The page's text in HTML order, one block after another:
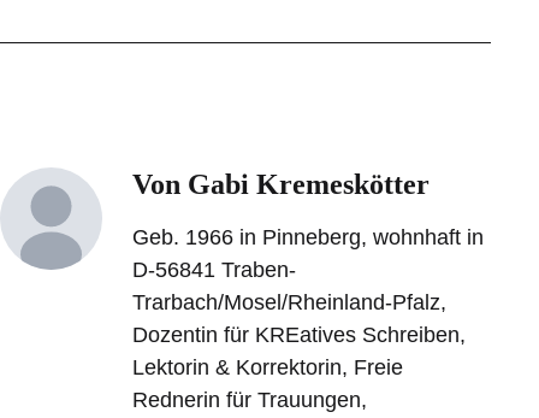
Von Gabi Kremeskötter
Geb. 1966 in Pinneberg, wohnhaft in
D-56841 Traben-
Trarbach/Mosel/Rheinland-Pfalz,
Dozentin für KREatives Schreiben,
Lektorin & Korrektorin, Freie
Rednerin für Trauungen,